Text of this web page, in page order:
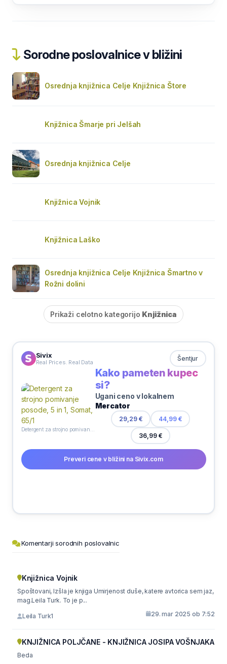
Sorodne poslovalnice v bližini
Osrednja knjižnica Celje Knjižnica Štore
Knjižnica Šmarje pri Jelšah
Osrednja knjižnica Celje
Knjižnica Vojnik
Knjižnica Laško
Osrednja knjižnica Celje Knjižnica Šmartno v
Rožni dolini
Prikaži celotno kategorijo Knjižnica
Sivix
Real Prices. Real Data Šentjur
Kako pameten kupec
si?
Ugani ceno v lokalnem
Mercator
29,29 € 44,99 €
36,99 €
Preveri cene v bližini na Sivix.com
Komentarji sorodnih poslovalnic
Knjižnica Vojnik
Spoštovani, Izšla je knjiga Umirjenost duše, katere avtorica sem jaz,
mag.Leila Turk. To je p...
Leila Turk1 29. mar 2025 ob 7:52
KNJIŽNICA POLJČANE - KNJIŽNICA JOSIPA VOŠNJAKA
Beda